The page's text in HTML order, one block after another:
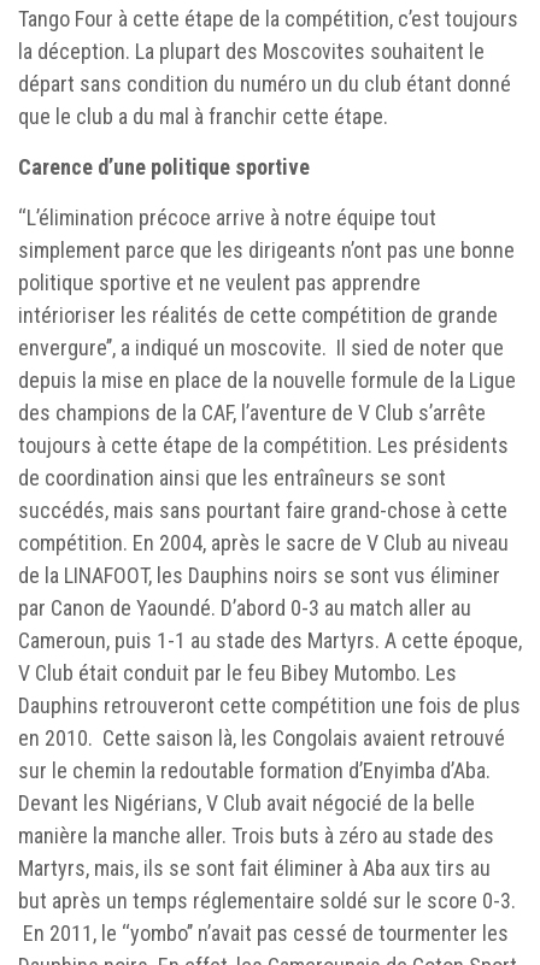
Tango Four à cette étape de la compétition, c’est toujours
la déception. La plupart des Moscovites souhaitent le
départ sans condition du numéro un du club étant donné
que le club a du mal à franchir cette étape.
Carence d’une politique sportive
‘‘L’élimination précoce arrive à notre équipe tout
simplement parce que les dirigeants n’ont pas une bonne
politique sportive et ne veulent pas apprendre
intérioriser les réalités de cette compétition de grande
envergure’’, a indiqué un moscovite. Il sied de noter que
depuis la mise en place de la nouvelle formule de la Ligue
des champions de la CAF, l’aventure de V Club s’arrête
toujours à cette étape de la compétition. Les présidents
de coordination ainsi que les entraîneurs se sont
succédés, mais sans pourtant faire grand-chose à cette
compétition. En 2004, après le sacre de V Club au niveau
de la LINAFOOT, les Dauphins noirs se sont vus éliminer
par Canon de Yaoundé. D’abord 0-3 au match aller au
Cameroun, puis 1-1 au stade des Martyrs. A cette époque,
V Club était conduit par le feu Bibey Mutombo. Les
Dauphins retrouveront cette compétition une fois de plus
en 2010. Cette saison là, les Congolais avaient retrouvé
sur le chemin la redoutable formation d’Enyimba d’Aba.
Devant les Nigérians, V Club avait négocié de la belle
manière la manche aller. Trois buts à zéro au stade des
Martyrs, mais, ils se sont fait éliminer à Aba aux tirs au
but après un temps réglementaire soldé sur le score 0-3.
En 2011, le ‘‘yombo’’ n’avait pas cessé de tourmenter les